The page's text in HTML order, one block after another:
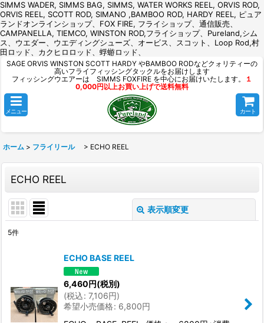
SIMMS WADER, SIMMS BAG, SIMMS, WATER WORKS REEL, ORVIS ROD,
ORVIS REEL, SCOTT ROD, SIMANO ,BAMBOO ROD, HARDY REEL, ピュア
ランドオンラインショップ、FOX FIRE, フライショップ、通信販売、
CAMPANELLA, TIEMCO, WINSTON ROD,フライショップ、Pureland,シム
ス、ウエダー、ウエディングシューズ、オービス、スコット、Loop Rod,村
田ロッド、カクヒロロッド、蜉蝣ロッド、
SAGE ORVIS WINSTON SCOTT HARDY やBAMBOO RODなどクォリティーの
高いフライフィッシングタックルをお届けします
フィッシングウエアーは SIMMS FOXFIRE を中心にお届けいたします。
１
0,000円以上お買い上げで送料無料
メニュー カート
ホーム > フライリール > ECHO REEL
ECHO REEL
表示順変更
絞り込む
5件
ECHO BASE REEL
6,460円(税別)
(税込: 7,106円)
希望小売価格: 6,800円